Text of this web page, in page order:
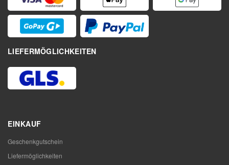
LIEFERMÖGLICHKEITEN
EINKAUF
Geschenkgutschein
Liefermöglichkeiten